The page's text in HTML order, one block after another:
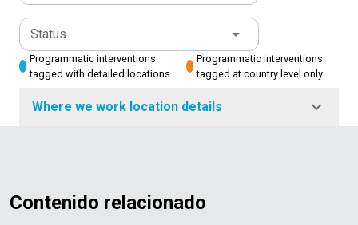
Status
Programmatic interventions
tagged with detailed locations
Programmatic interventions
tagged at country level only
Where we work location details
Contenido relacionado